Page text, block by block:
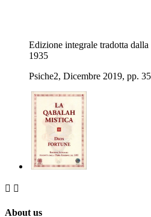
Edizione integrale tradotta
1935
Psiche2, Dicembre 2019, pp.
 
About us